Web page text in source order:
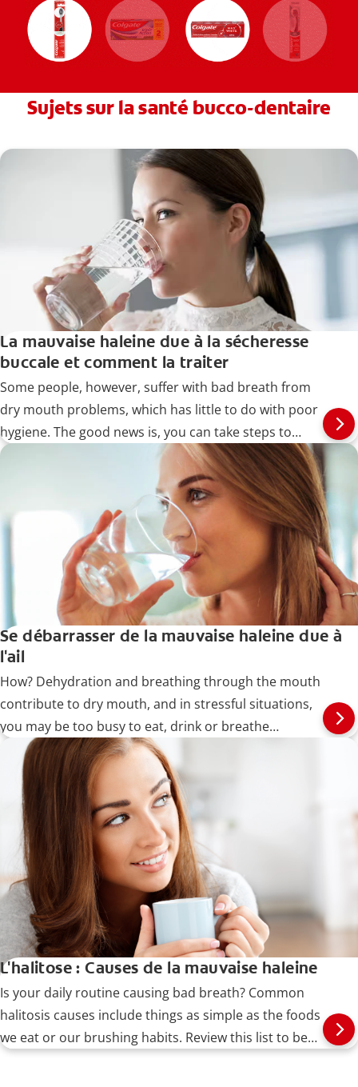
Sujets sur la santé bucco-dentaire
La mauvaise haleine due à la sécheresse
buccale et comment la traiter
Some people, however, suffer with bad breath from
dry mouth problems, which has little to do with poor
hygiene. The good news is, you can take steps to
identify and treat the problem, as well as prevent it
Se débarrasser de la mauvaise haleine due à
l'ail
How? Dehydration and breathing through the mouth
contribute to dry mouth, and in stressful situations,
you may be too busy to eat, drink or breathe
normally.
L'halitose : Causes de la mauvaise haleine
Is your daily routine causing bad breath? Common
halitosis causes include things as simple as the foods
we eat or our brushing habits. Review this list to be